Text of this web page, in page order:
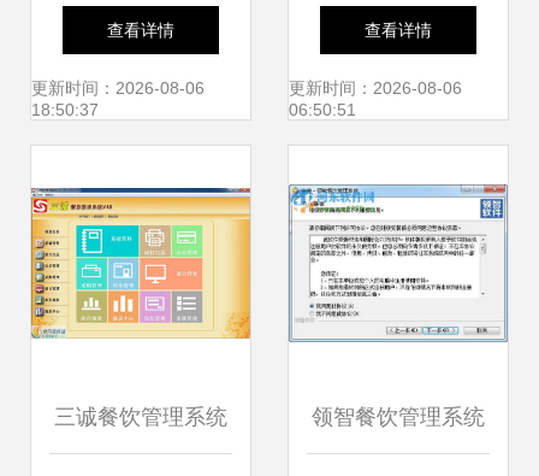
管理有限公司 创新
餐饮管理，引领湘
查看详情
更新时间：2026-08-06
18:50:37
管理 科技助力商家
收益倍增之路
查看详情
更新时间：2026-08-06
06:50:51
三诚餐饮管理系统 领智餐饮管理系统